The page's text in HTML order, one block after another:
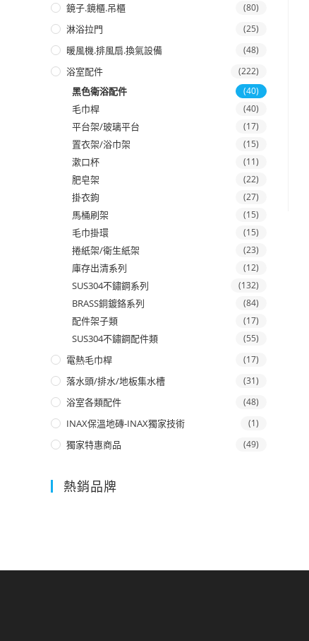
鏡子.鏡櫃.吊櫃 (80)
淋浴拉門 (25)
暖風機.排風扇.換氣設備 (48)
浴室配件 (222)
黑色衛浴配件 (40)
毛巾桿 (40)
平台架/玻璃平台 (17)
置衣架/浴巾架 (15)
漱口杯 (11)
肥皂架 (22)
掛衣鉤 (27)
馬桶刷架 (15)
毛巾掛環 (15)
捲紙架/衛生紙架 (23)
庫存出清系列 (12)
SUS304不鏽鋼系列 (132)
BRASS銅鍍鉻系列 (84)
配件架子類 (17)
SUS304不鏽鋼配件類 (55)
電熱毛巾桿 (17)
落水頭/排水/地板集水槽 (31)
浴室各類配件 (48)
INAX保溫地磚-INAX獨家技術 (1)
獨家特惠商品 (49)
熱銷品牌